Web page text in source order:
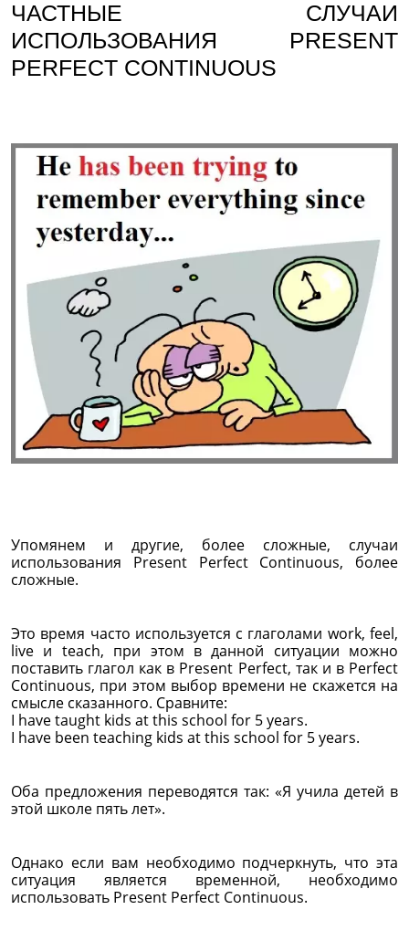
ЧАСТНЫЕ СЛУЧАИ
ИСПОЛЬЗОВАНИЯ PRESENT
PERFECT CONTINUOUS
Упомянем и другие, более сложные, случаи
использования Present Perfect Continuous, более
сложные.
Это время часто используется с глаголами work, feel,
live и teach, при этом в данной ситуации можно
поставить глагол как в Present Perfect, так и в Perfect
Continuous, при этом выбор времени не скажется на
смысле сказанного. Сравните:
I have taught kids at this school for 5 years.
I have been teaching kids at this school for 5 years.
Оба предложения переводятся так: «Я учила детей в
этой школе пять лет».
Однако если вам необходимо подчеркнуть, что эта
ситуация является временной, необходимо
использовать Present Perfect Continuous.